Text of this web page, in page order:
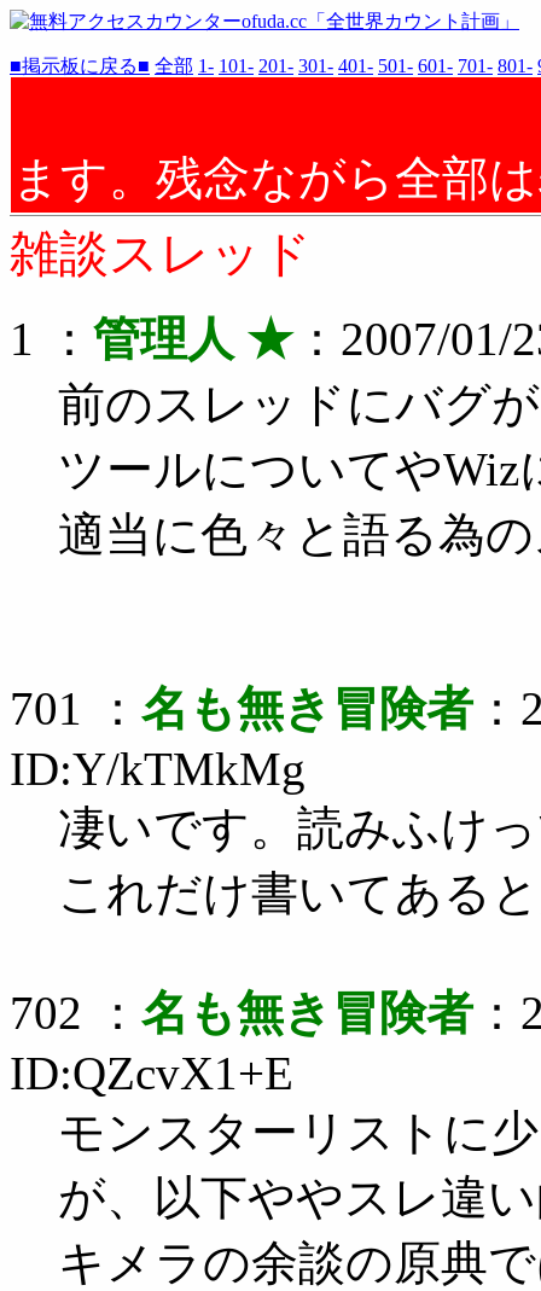
■掲示板に戻る■ 全部 1- 101- 201- 301- 401- 501- 601- 701- 801-
ます。残念ながら全部
雑談スレッド
1 ： 管理人 ★：2007/01/
前のスレッドにバグ
ツールについてやWiz
適当に色々と語る為
701 ： 名も無き冒険者
ID:Y/kTMkMg
凄いです。読みふけ
これだけ書いてある
702 ： 名も無き冒険者
ID:QZcvX1+E
モンスターリストに
が、以下ややスレ違
キメラの余談の原典